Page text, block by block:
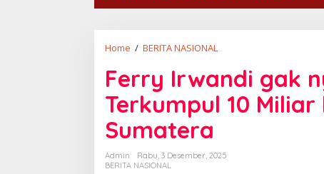
Home / BERITA NASIONAL
gak
nyangka,
Target
10
Ferry Irwandi gak
Terkumpul 10
Sumatera
Admin
Rabu, 3 Desember, 2025
BERITA NASIONAL